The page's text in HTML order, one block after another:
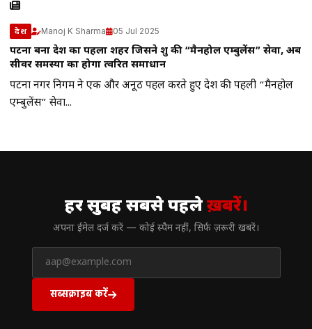
देश Manoj K Sharma 05 Jul 2025
पटना बना देश का पहला शहर जिसने शुरू की “मैनहोल एम्बुलेंस” सेवा, अब
सीवर समस्या का होगा त्वरित समाधान
पटना नगर निगम ने एक और अनूठी पहल करते हुए देश की पहली “मैनहोल
एम्बुलेंस” सेवा...
हर सुबह सबसे पहलेख़बरें।
अपना ईमेल दर्ज करें — कोई स्पैम नहीं, सिर्फ ज़रूरी खबरें।
सब्सक्राइब करें